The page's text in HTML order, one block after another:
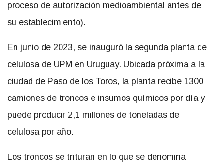
proceso de autorización medioambiental antes de
su establecimiento).
En junio de 2023, se inauguró la segunda planta de
celulosa de UPM en Uruguay. Ubicada próxima a la
ciudad de Paso de los Toros, la planta recibe 1300
camiones de troncos e insumos químicos por día y
puede producir 2,1 millones de toneladas de
celulosa por año.
Los troncos se trituran en lo que se denomina